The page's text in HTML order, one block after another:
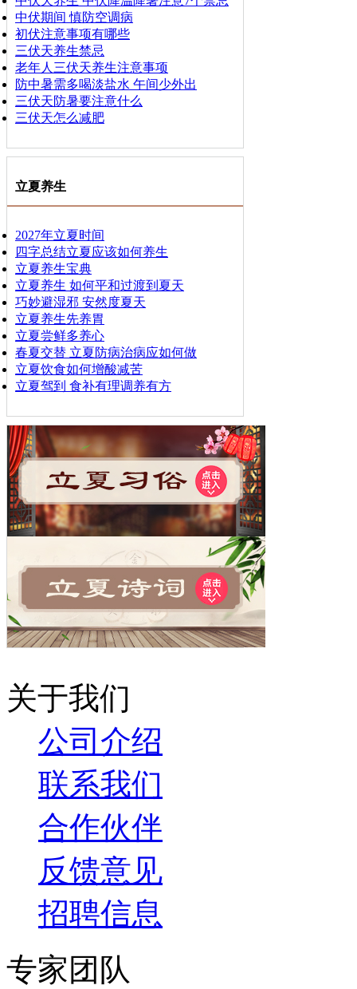
中伏期间 慎防空调病
初伏注意事项有哪些
三伏天养生禁忌
老年人三伏天养生注意事项
防中暑需多喝淡盐水 午间少外出
三伏天防暑要注意什么
三伏天怎么减肥
立夏养生
2027年立夏时间
四字总结立夏应该如何养生
立夏养生宝典
立夏养生 如何平和过渡到夏天
巧妙避湿邪 安然度夏天
立夏养生先养胃
立夏尝鲜多养心
春夏交替 立夏防病治病应如何做
立夏饮食如何增酸减苦
立夏驾到 食补有理调养有方
关于我们
公司介绍
联系我们
合作伙伴
反馈意见
招聘信息
专家团队